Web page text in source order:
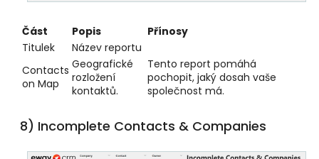
Část Popis
Přínosy
Titulek
Název reportu
Contacts
on Map
Geografické
rozložení
kontaktů.
Tento report pomáhá
pochopit, jaký dosah vaše
společnost má.
8) Incomplete Contacts & Companies